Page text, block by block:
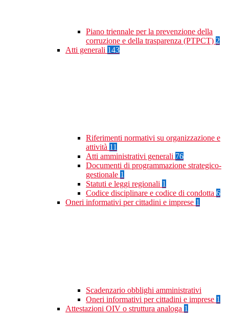
Piano triennale per la prevenzione della
corruzione e della trasparenza (PTPCT) 2
Atti generali 143
Riferimenti normativi su organizzazione e
attività 11
Atti amministrativi generali 76
Documenti di programmazione strategico-
gestionale 1
Statuti e leggi regionali 1
Codice disciplinare e codice di condotta 6
Oneri informativi per cittadini e imprese 1
Scadenzario obblighi amministrativi
Oneri informativi per cittadini e imprese 1
Attestazioni OIV o struttura analoga 1